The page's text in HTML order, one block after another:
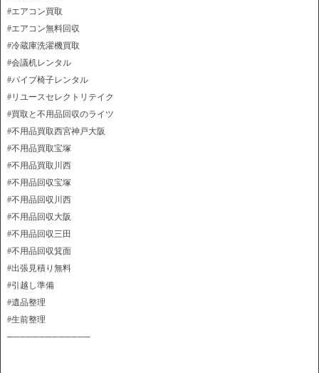
#エアコン買取
#エアコン無料回収
#冷蔵庫洗濯機買取
#会議机レンタル
#パイプ椅子レンタル
#リユースセレクトリテイク
#買取と不用品回収のライツ
#不用品買取西宮神戸大阪
#不用品買取宝塚
#不用品買取川西
#不用品回収宝塚
#不用品回収川西
#不用品回収大阪
#不用品回収三田
#不用品回収箕面
#出張見積り無料
#引越し準備
#遺品整理
#生前整理
─────────────